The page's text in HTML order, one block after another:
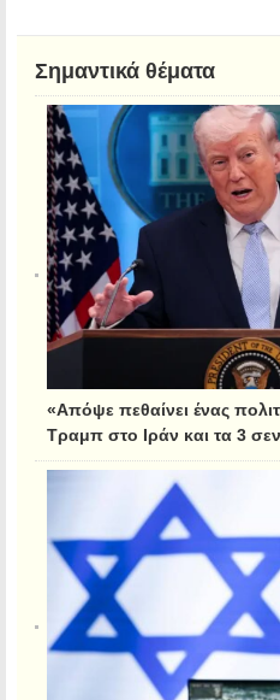
Σημαντικά θέματα
«Απόψε πεθαίνει ένας
Τραμπ στο Ιράν και τα 3